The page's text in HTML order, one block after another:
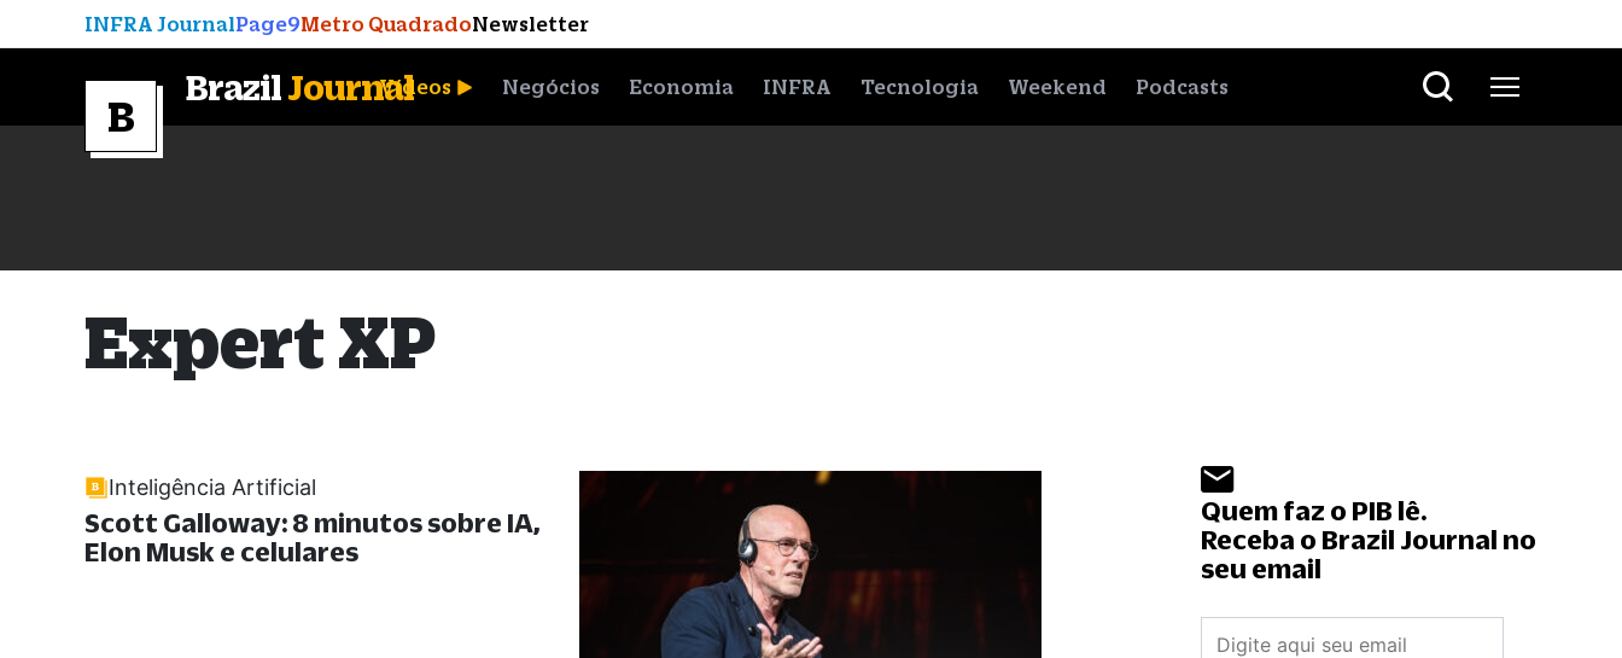
INFRA JournalPage9Metro QuadradoNewsletter
BrazilJournalVídeos Negócios Economia INFRA Tecnologia Weekend Podcasts
Expert XP
Inteligência Artificial
Scott Galloway: 8 minutos sobre IA,
Elon Musk e celulares
Quem faz o PIB lê.
Receba o Brazil Journal no
seu email